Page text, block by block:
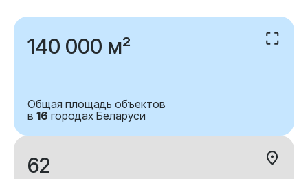
140 000 м²
Общая площадь объектов
в 16 городах Беларуси
62